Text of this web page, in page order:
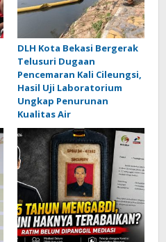
DLH Kota Bekasi Bergerak
Telusuri Dugaan
Pencemaran Kali Cileungsi,
Hasil Uji Laboratorium
Ungkap Penurunan
Kualitas Air